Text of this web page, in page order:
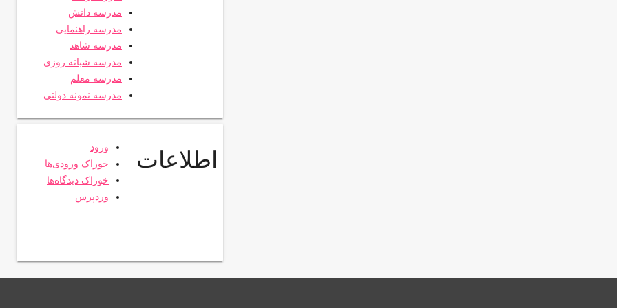
مدرسه دانش
مدرسه راهنمایی
مدرسه شاهد
مدرسه شبانه روزی
مدرسه معلم
مدرسه نمونه دولتی
اطلاعات
ورود
خوراک ورودی‌ها
خوراک دیدگاه‌ها
وردپرس